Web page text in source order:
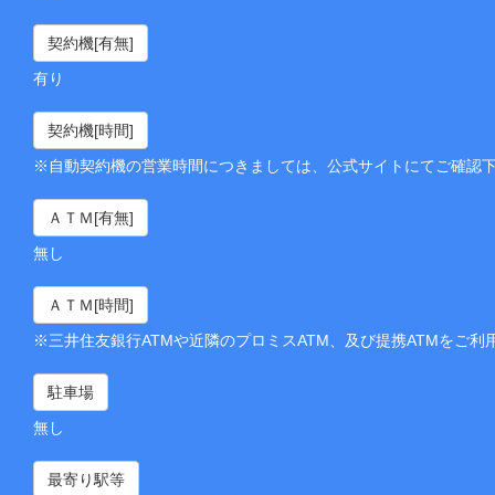
契約機[有無]
有り
契約機[時間]
※自動契約機の営業時間につきましては、公式サイトにてご確認下
ＡＴＭ[有無]
無し
ＡＴＭ[時間]
※三井住友銀行ATMや近隣のプロミスATM、及び提携ATMをご利
駐車場
無し
最寄り駅等